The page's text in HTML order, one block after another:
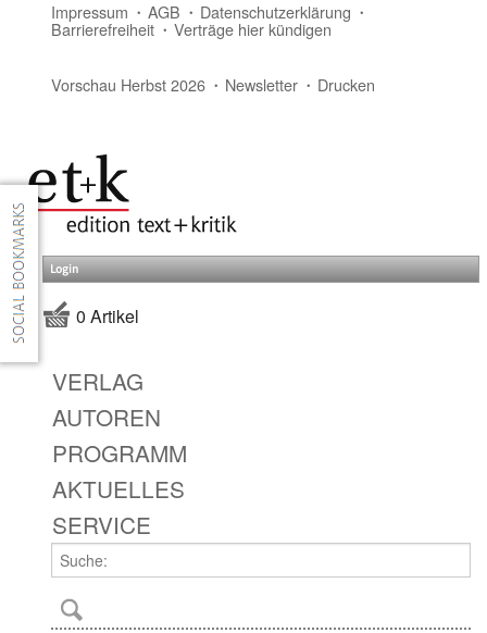
Impressum AGB Datenschutzerklärung
Barrierefreiheit Verträge hier kündigen
Vorschau Herbst 2026 Newsletter Drucken
Login
0 Artikel
VERLAG
AUTOREN
PROGRAMM
AKTUELLES
SERVICE